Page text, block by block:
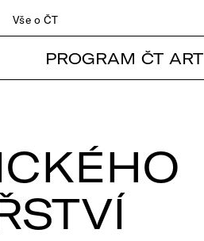
Vše o ČT
PROGRAM ČT ART